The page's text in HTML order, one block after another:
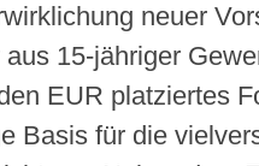
neuer
15-jähriger
EUR platziertes
Basis für die